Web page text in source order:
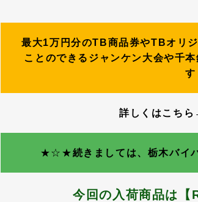
最大1万円分のTB商品券やTBオリ
ことのできるジャンケン大会や千
す
詳しくはこち
★☆★続きましては、栃木バイ
今回の入荷商品は【